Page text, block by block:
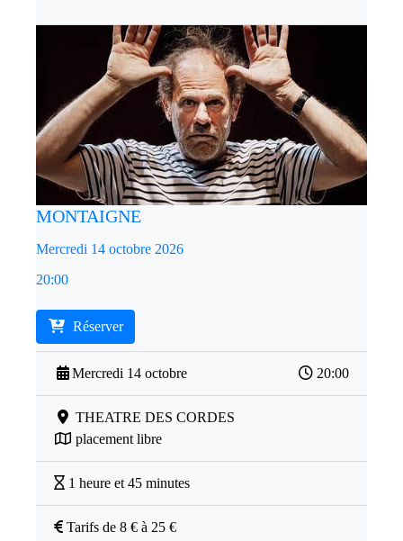
MONTAIGNE
Mercredi 14 octobre 2026
20:00
Réserver
Mercredi 14 octobre 20:00
THEATRE DES CORDES
placement libre
1 heure et 45 minutes
Tarifs de 8 € à 25 €